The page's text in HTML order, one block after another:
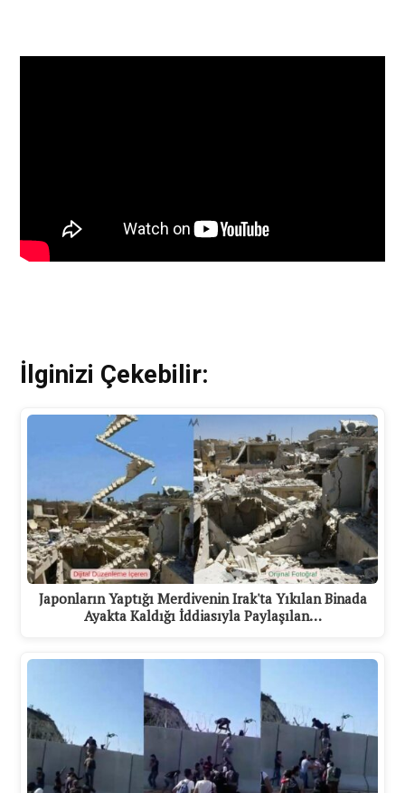
İlginizi Çekebilir:
Japonların Yaptığı Merdivenin Irak'ta Yıkılan Binada
Ayakta Kaldığı İddiasıyla Paylaşılan…